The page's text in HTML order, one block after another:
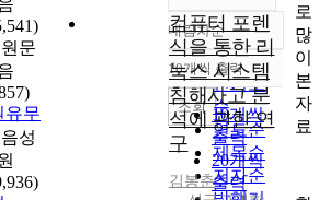
원문
유무
음성
정확도
순
인기도
순
연도순
제목순
저자순
내림차순
내림차순
10개씩 출력
10개씩
출력
20개씩
출력
조회
컴퓨터 포렌
식을 통한 리
눅스 시스템
침해사고 분
석에 관한 연
구
김봉춘
로
많
이
본
자
료